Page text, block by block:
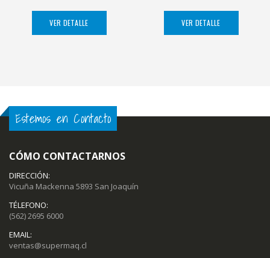
VER DETALLE VER DETALLE
Estemos en Contacto
CÓMO CONTACTARNOS
DIRECCIÓN:
Vicuña Mackenna 5893 San Joaquín
TÉLEFONO:
(562) 2695 6000
EMAIL:
ventas@supermaq.cl